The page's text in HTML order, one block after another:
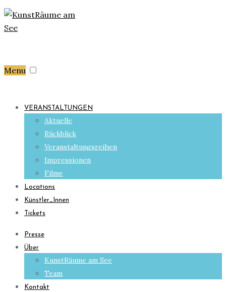
Menu
VERANSTALTUNGEN
Aktuelle
Rückblick
Veranstaltungsreihen
Impressionen
Filme
Locations
Künstler_Innen
Tickets
Presse
Über
KunstRäume am See
Team
Kontakt